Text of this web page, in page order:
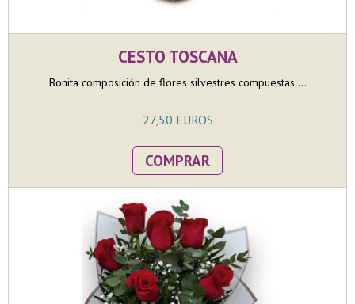
CESTO TOSCANA
Bonita composición de flores silvestres compuestas ...
27,50 EUROS
COMPRAR